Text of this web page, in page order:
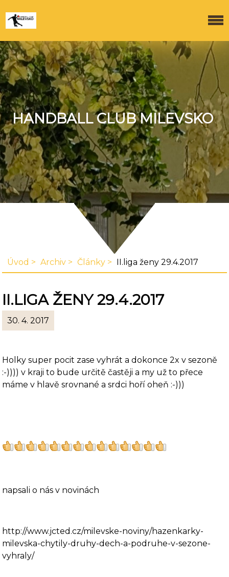
HANDBALL CLUB MILEVSKO
Úvod Archiv Články II.liga ženy 29.4.2017
II.LIGA ŽENY 29.4.2017
30. 4. 2017
Holky super pocit zase vyhrát a dokonce 2x v sezoně
:-)))) v kraji to bude určitě častěji a my už to přece
máme v hlavě srovnané a srdci hoří oheň :-)))
napsali o nás v novinách
http://www.jcted.cz/milevske-noviny/hazenkarky-
milevska-chytily-druhy-dech-a-podruhe-v-sezone-
vyhraly/